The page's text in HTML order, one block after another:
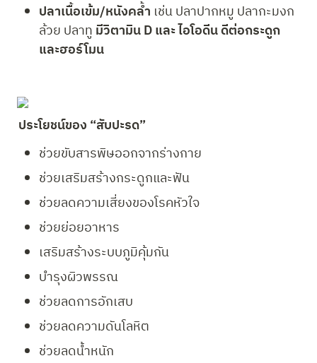
ปลาเนื้อเข้ม/หนังคล้ำ เช่น ปลาปากหมู ปลากะมงก
ล้วย ปลาทู มีวิตามิน D และ ไอโอดีน ดีต่อกระดูก
และฮอร์โมน
ประโยชน์ของ “สับปะรด”
ช่วยขับสารพิษออกจากร่างกาย
ช่วยเสริมสร้างกระดูกและฟัน
ช่วยลดความเสี่ยงของโรคหัวใจ
ช่วยย่อยอาหาร
เสริมสร้างระบบภูมิคุ้มกัน
บำรุงผิวพรรณ
ช่วยลดการอักเสบ
ช่วยลดความดันโลหิต
ช่วยลดน้ำหนัก